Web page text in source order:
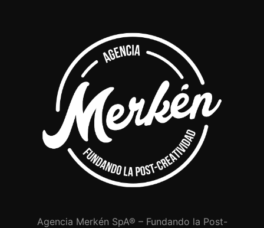
Agencia Merkén SpA® – Fundando la Post-